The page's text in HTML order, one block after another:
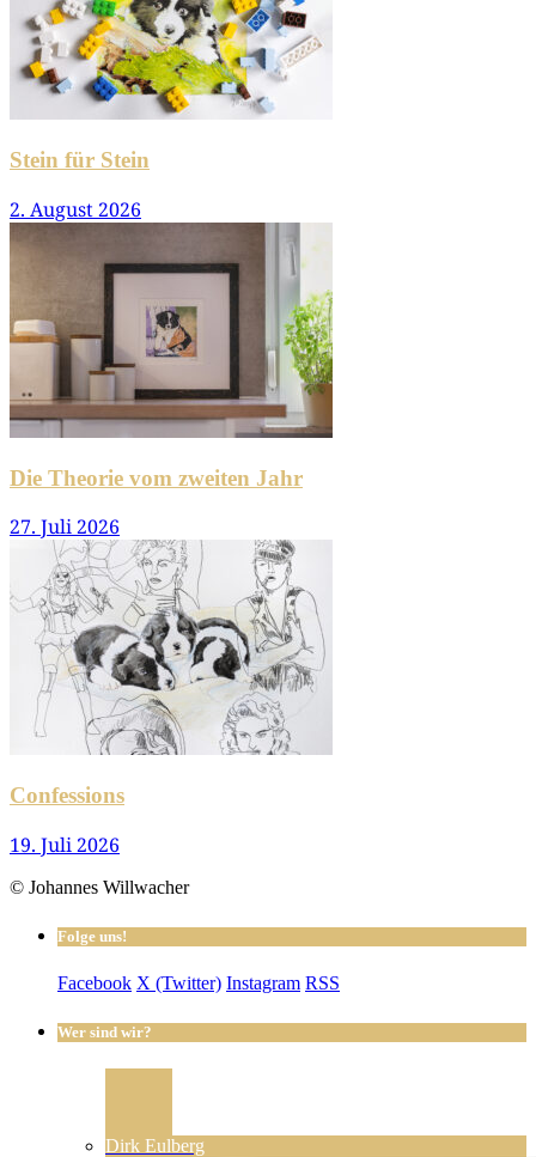
Stein für Stein
2. August 2026
Die Theorie vom zweiten Jahr
27. Juli 2026
Confessions
19. Juli 2026
© Johannes Willwacher
Folge uns!
Facebook X (Twitter) Instagram RSS
Wer sind wir?
Dirk Eulberg